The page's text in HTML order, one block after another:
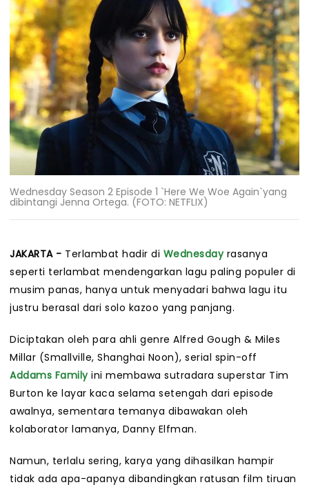
Wednesday Season 2 Episode 1 `Here We Woe Again`yang
dibintangi Jenna Ortega. (FOTO: NETFLIX)
JAKARTA - Terlambat hadir di Wednesdayrasanya
seperti terlambat mendengarkan lagu paling populer di
musim panas, hanya untuk menyadari bahwa lagu itu
justru berasal dari solo kazoo yang panjang.
Diciptakan oleh para ahli genre Alfred Gough & Miles
Millar (Smallville, Shanghai Noon), serial spin-off
Addams Familyini membawa sutradara superstar Tim
Burton ke layar kaca selama setengah dari episode
awalnya, sementara temanya dibawakan oleh
kolaborator lamanya, Danny Elfman.
Namun, terlalu sering, karya yang dihasilkan hampir
tidak ada apa-apanya dibandingkan ratusan film tiruan